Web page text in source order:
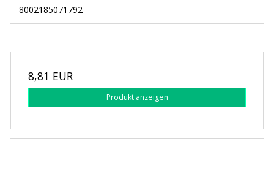
8002185071792
8,81 EUR
Produkt anzeigen